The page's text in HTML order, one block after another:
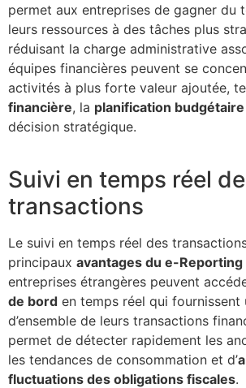
permet aux entreprises de gagner du
leurs ressources à des tâches plus
réduisant la charge administrative
équipes financières peuvent se
activités à plus forte valeur ajoutée,
financière, la planification budgétaire
décision stratégique.
Suivi en temps réel
transactions
Le suivi en temps réel des
principaux avantages du e-Reporting
entreprises étrangères peuvent
de bord en temps réel qui fournissent
d’ensemble de leurs transactions
permet de détecter rapidement les
les tendances de consommation et d’
fluctuations des obligations fiscales.